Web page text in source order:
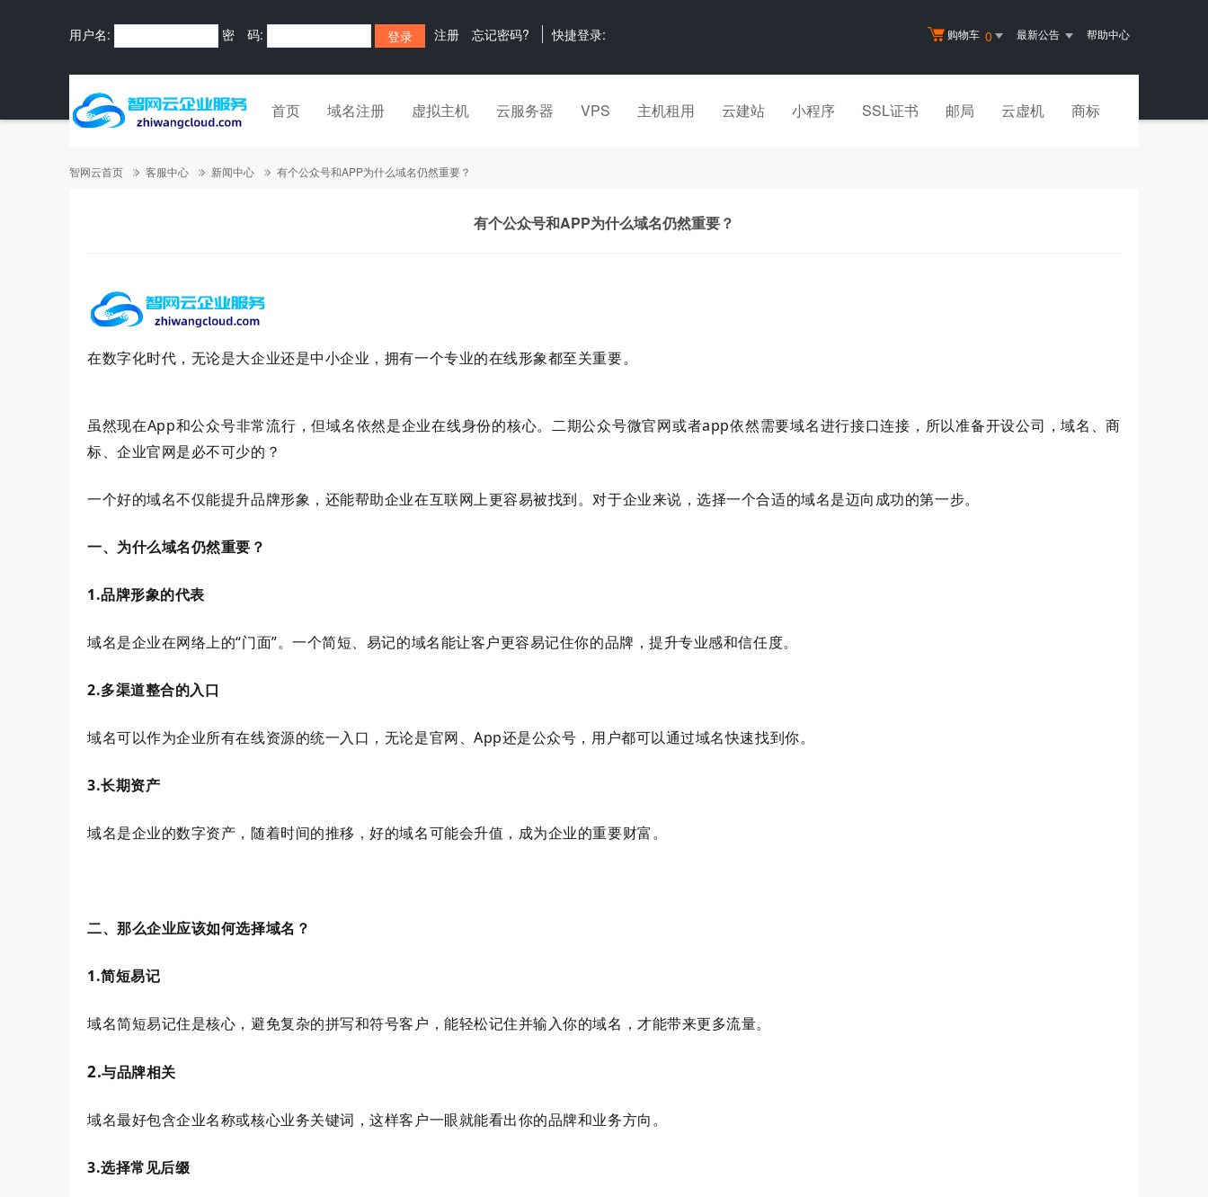
购物车 0 最新公告 帮助中心
用户名: 密 码: 注册 忘记密码? 快捷登录:
首页 域名注册 虚拟主机 云服务器 VPS 主机租用 云建站 小程序 SSL证书 邮局 云虚机 商标
智网云首页 客服中心 新闻中心 有个公众号和APP为什么域名仍然重要？
有个公众号和APP为什么域名仍然重要？
在数字化时代，无论是大企业还是中小企业，拥有一个专业的在线形象都至关重要。
虽然现在App和公众号非常流行，但域名依然是企业在线身份的核心。二期公众号微官网或者app依然需要域名进行接口连接，所以准备开设公司，域名、商
标、企业官网是必不可少的？
一个好的域名不仅能提升品牌形象，还能帮助企业在互联网上更容易被找到。对于企业来说，选择一个合适的域名是迈向成功的第一步。
一、为什么域名仍然重要？
1.品牌形象的代表
域名是企业在网络上的“门面”。一个简短、易记的域名能让客户更容易记住你的品牌，提升专业感和信任度。
2.多渠道整合的入口
域名可以作为企业所有在线资源的统一入口，无论是官网、App还是公众号，用户都可以通过域名快速找到你。
3.长期资产
域名是企业的数字资产，随着时间的推移，好的域名可能会升值，成为企业的重要财富。
二、那么企业应该如何选择域名？
1.简短易记
域名简短易记住是核心，避免复杂的拼写和符号客户，能轻松记住并输入你的域名，才能带来更多流量。
2.与品牌相关
域名最好包含企业名称或核心业务关键词，这样客户一眼就能看出你的品牌和业务方向。
3.选择常见后缀